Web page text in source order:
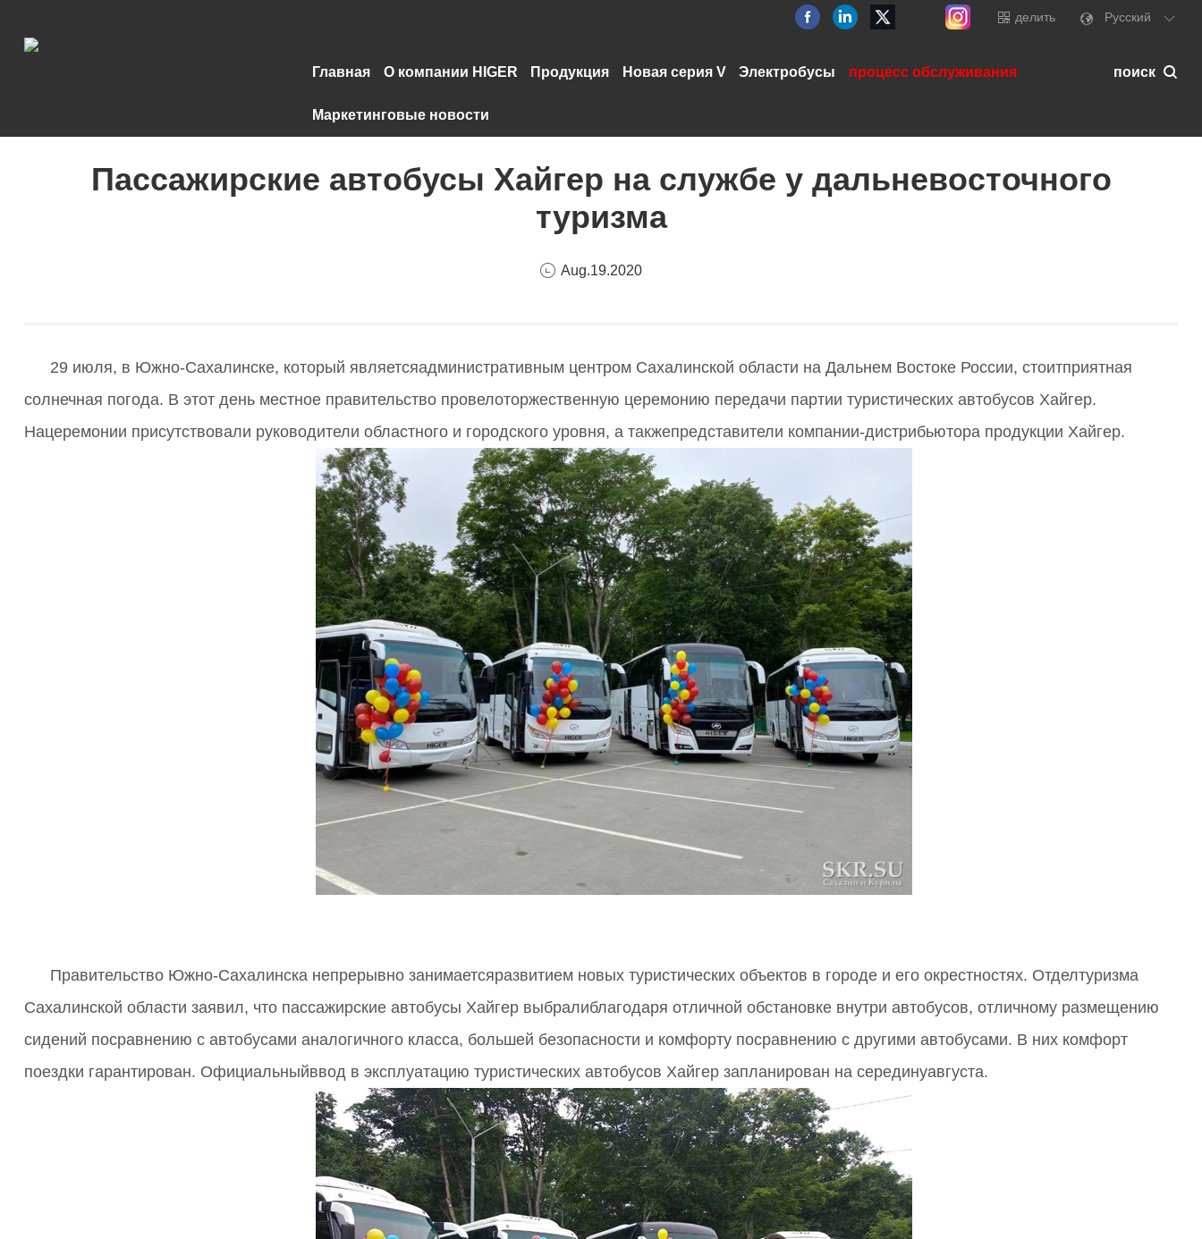
Pусский
делить
поиск
Главная О компании HIGER Продукция Новая серия V Электробусы процесс обслуживания
Маркетинговые новости
Пассажирские автобусы Хайгер на службе у дальневосточного
туризма
Aug.19.2020
29 июля, в Южно-Сахалинске, который являетсяадминистративным центром Сахалинской области на Дальнем Востоке России, стоитприятная
солнечная погода. В этот день местное правительство провелоторжественную церемонию передачи партии туристических автобусов Хайгер.
Нацеремонии присутствовали руководители областного и городского уровня, а такжепредставители компании-дистрибьютора продукции Хайгер.
Правительство Южно-Сахалинска непрерывно занимаетсяразвитием новых туристических объектов в городе и его окрестностях. Отделтуризма
Сахалинской области заявил, что пассажирские автобусы Хайгер выбралиблагодаря отличной обстановке внутри автобусов, отличному размещению
сидений посравнению с автобусами аналогичного класса, большей безопасности и комфорту посравнению с другими автобусами. В них комфорт
поездки гарантирован. Официальныйввод в эксплуатацию туристических автобусов Хайгер запланирован на серединуавгуста.